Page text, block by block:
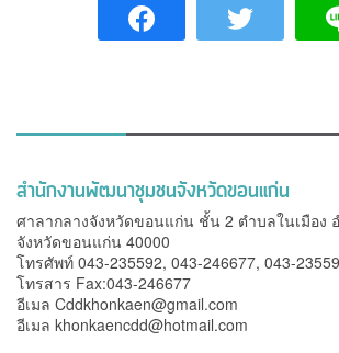
สำนักงานพัฒนาชุมชนจังหวัดขอนแก่น
ศาลากลางจังหวัดขอนแก่น ชั้น 2 ตำบลในเมือง
จังหวัดขอนแก่น 40000
โทรศัพท์ 043-235592, 043-246677, 043-
โทรสาร Fax:043-246677
อีเมล Cddkhonkaen@gmail.com
อีเมล khonkaencdd@hotmail.com